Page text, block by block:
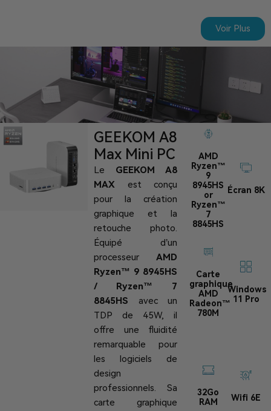
Voir Plus
GEEKOM A8
Max Mini PC
Le GEEKOM A8
MAXest conçu
pour la création
graphique et la
retouche photo.
Équipé d’un
processeurAMD
Ryzen™ 9 8945HS
/ Ryzen™ 7
8845HS avec un
TDP de 45W, il
offre une fluidité
remarquable pour
les logiciels de
design
professionnels. Sa
carte graphique
AMD
Ryzen™
9
8945HS
or
Ryzen™
7
8845HS
Carte
graphique
AMD
Radeon™
780M
32Go
RAM
Écran 8K
Windows
11 Pro
Wifi 6E